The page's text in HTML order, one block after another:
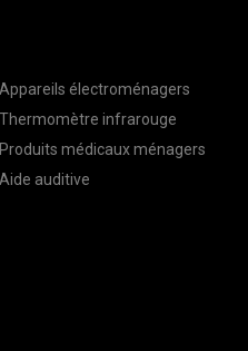
Appareils électroménagers
Thermomètre infrarouge
Produits médicaux ménagers
Aide auditive